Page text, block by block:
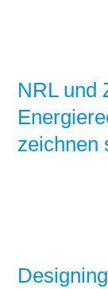
NRL und
zeichnen